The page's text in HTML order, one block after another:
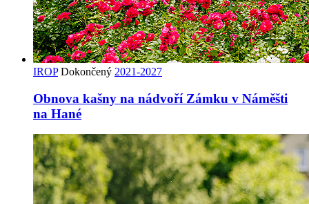
IROP Dokončený 2021-2027
Obnova kašny na nádvoří Zámku v Náměšti
na Hané